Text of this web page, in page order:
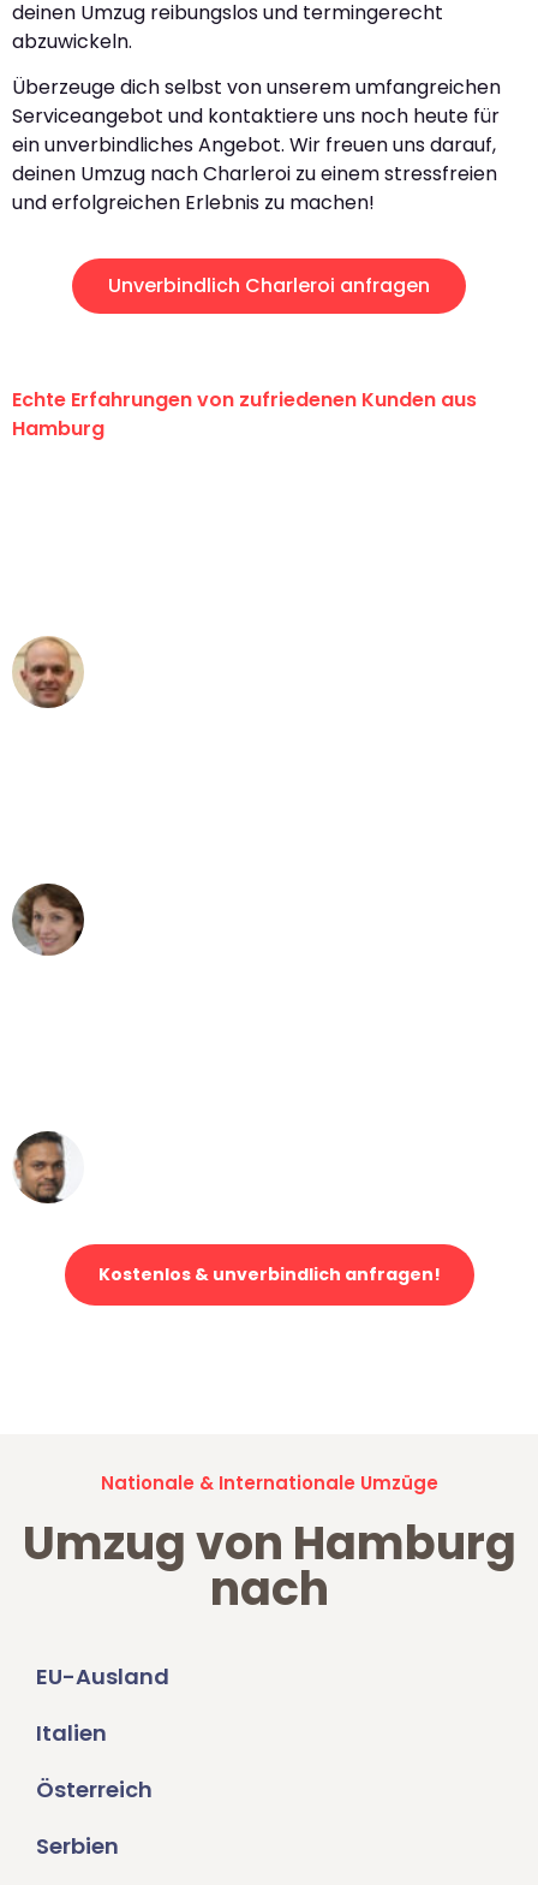
deinen Umzug reibungslos und termingerecht
abzuwickeln.
Überzeuge dich selbst von unserem umfangreichen
Serviceangebot und kontaktiere uns noch heute für
ein unverbindliches Angebot. Wir freuen uns darauf,
deinen Umzug nach Charleroi zu einem stressfreien
und erfolgreichen Erlebnis zu machen!
Unverbindlich Charleroi anfragen
Echte Erfahrungen von zufriedenen Kunden aus
Hamburg
Kostenlos & unverbindlich anfragen!
Nationale & Internationale Umzüge
Umzug von Hamburg
nach
EU-Ausland
Italien
Österreich
Serbien